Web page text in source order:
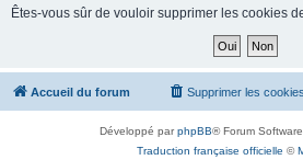
Êtes-vous sûr de vouloir supprimer les cookies
Accueil du forum Supprimer les cookies
Développé parphpBB® Forum
Traduction française officielle ©